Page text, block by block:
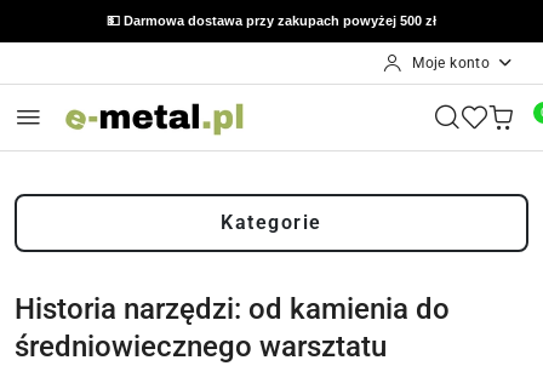
🔙 Możliwość zwrotu do 14 dni od otrzymania zamówienia
Moje konto
Kategorie
Historia narzędzi: od kamienia do
średniowiecznego warsztatu